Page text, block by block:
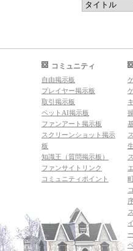
コミュニティ
自由掲示板
プレイヤー掲示板
取引掲示板
ペットAI掲示板
ファンアート掲示板
スクリーンショット掲示
板
知識王（質問掲示板）
ファンサイトリンク
コミュニティポイント
ー